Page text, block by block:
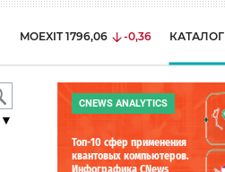
MOEXIT 1796,06 -0,36 КАТАЛОГ
▼
CNEWS ANALYTICS
Топ-10 сфер применения
квантовых компьютеров.
Инфографика CNews